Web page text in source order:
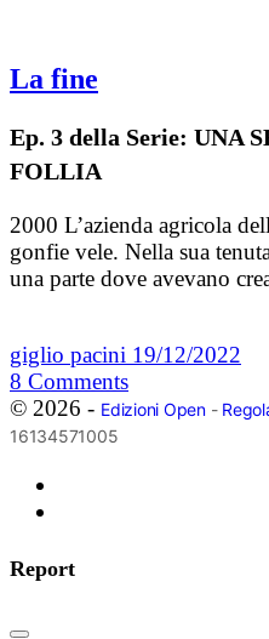
La fine
Ep. 3 della Serie: UNA
FOLLIA
2000 L’azienda agricola
gonfie vele. Nella sua
una parte dove avevano
giglio pacini 19/12/2022
8 Comments
© 2026 - Edizioni Open-
16134571005
Report